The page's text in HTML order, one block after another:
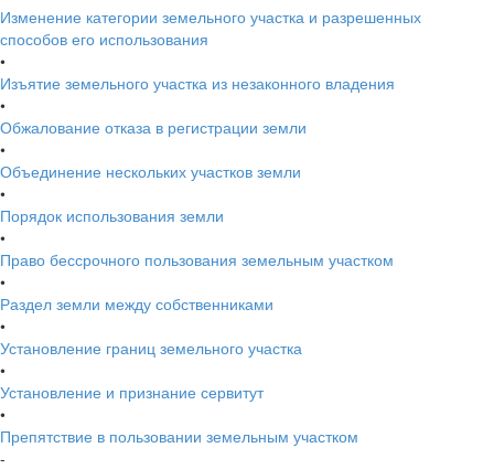
Изменение категории земельного участка и разрешенных
способов его использования
•
Изъятие земельного участка из незаконного владения
•
Обжалование отказа в регистрации земли
•
Объединение нескольких участков земли
•
Порядок использования земли
•
Право бессрочного пользования земельным участком
•
Раздел земли между собственниками
•
Установление границ земельного участка
•
Установление и признание сервитут
•
Препятствие в пользовании земельным участком
-